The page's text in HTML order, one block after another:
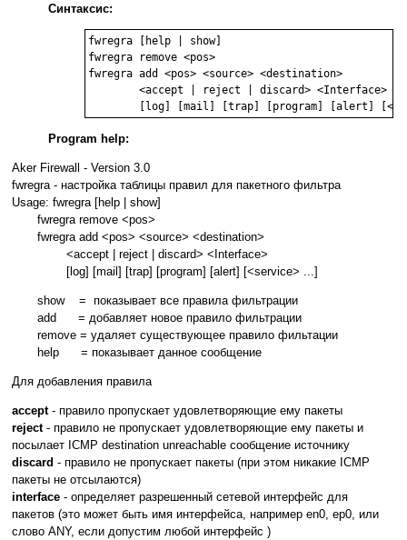
Синтаксис:
fwregra [help | show]
fwregra remove <pos>
fwregra add <pos> <source> <destination>
<accept | reject | discard> <Interface>
[log] [mail] [trap] [program] [alert]
Program help:
Aker Firewall - Version 3.0
fwregra - настройка таблицы правил для пакетного фильтра
Usage: fwregra [help | show]
fwregra remove <pos>
fwregra add <pos> <source> <destination>
<accept | reject | discard> <Interface>
[log] [mail] [trap] [program] [alert] [<service> ...]
show = показывает все правила фильтрации
add = добавляет новое правило фильтрации
remove = удаляет существующее правило фильтации
help = показывает данное сообщение
Для добавления правила
accept- правило пропускает удовлетворяющие ему пакеты
reject- правило не пропускает удовлетворяющие ему пакеты и
посылает ICMP destination unreachable сообщение источнику
discard - правило не пропускает пакеты (при этом никакие ICMP
пакеты не отсылаются)
interface - определяет разрешенный сетевой интерфейс для
пакетов (это может быть имя интерфейса, например en0, ep0, или
слово ANY, если допустим любой интерфейс )